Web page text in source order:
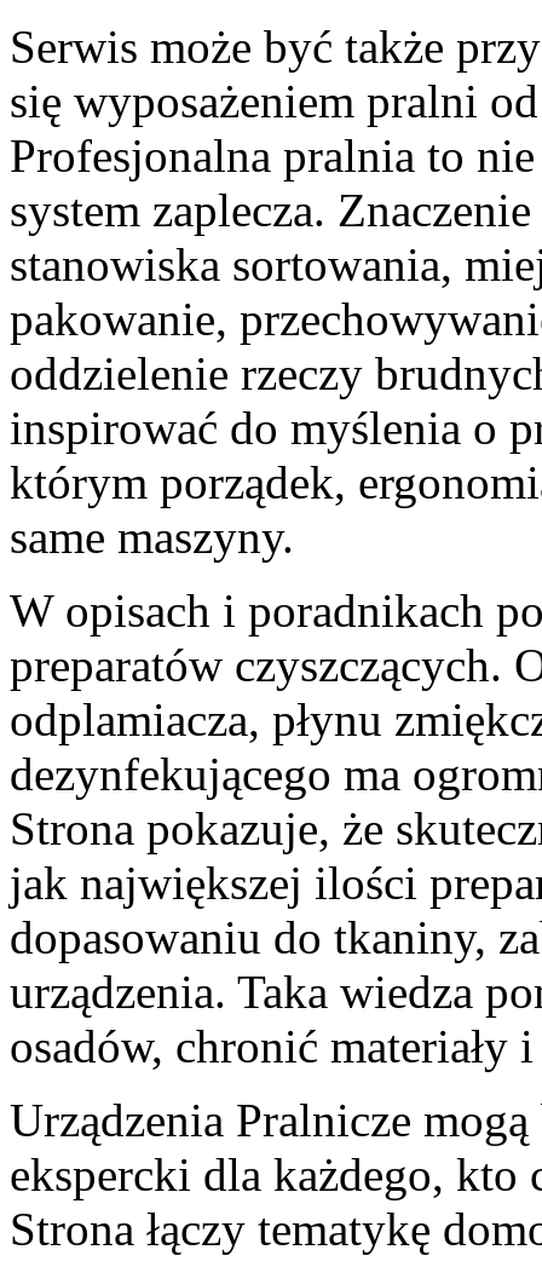
Serwis może być także
się wyposażeniem pralni
Profesjonalna pralnia to
system zaplecza.
stanowiska sortowania,
pakowanie,
oddzielenie rzeczy
inspirować do myślenia o
którym porządek,
same maszyny.
W opisach i poradnikach
preparatów czyszczących.
odplamiacza, płynu
dezynfekującego ma
Strona pokazuje, że
jak największej ilości
dopasowaniu do tkaniny,
urządzenia. Taka wiedza
osadów, chronić materiały
Urządzenia Pralnicze
ekspercki dla każdego, kto
Strona łączy tematykę